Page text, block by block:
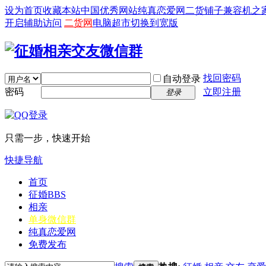
设为首页收藏本站中国优秀网站纯真恋爱网 二货铺子兼容机之
开启辅助访问 二货网 电脑超市切换到宽版
自动登录 找回密码
密码
登录 立即注册
只需一步，快速开始
快捷导航
首页
征婚BBS
相亲
单身微信群
纯真恋爱网
免费发布